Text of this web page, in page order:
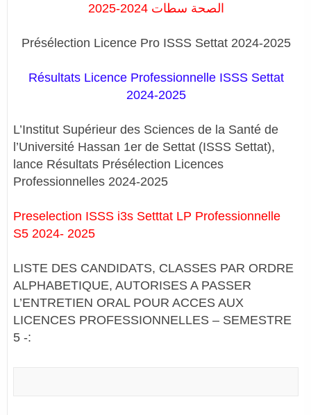
الصحة سطات 2024-2025
Présélection Licence Pro ISSS Settat 2024-2025
Résultats Licence Professionnelle ISSS Settat
2024-2025
L’Institut Supérieur des Sciences de la Santé de
l’Université Hassan 1er de Settat (ISSS Settat),
lance Résultats Présélection Licences
Professionnelles 2024-2025
Preselection ISSS i3s Setttat LP Professionnelle
S5 2024- 2025
LISTE DES CANDIDATS, CLASSES PAR ORDRE
ALPHABETIQUE, AUTORISES A PASSER
L’ENTRETIEN ORAL POUR ACCES AUX
LICENCES PROFESSIONNELLES – SEMESTRE
5 -: